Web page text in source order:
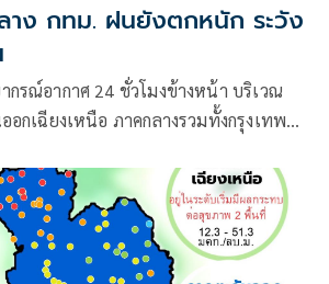
าง กทม. ฝนยังตกหนัก ระวัง
รณ์อากาศ 24 ชั่วโมงข้างหน้า บริเวณ
กเฉียงเหนือ ภาคกลางรวมทั้งกรุงเทพ